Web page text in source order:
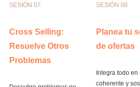
SESIÓN 07
Cross Selling:
Resuelve Otros
Problemas
SESIÓN 08
Planea tu
de ofertas
Integra todo
coherente y